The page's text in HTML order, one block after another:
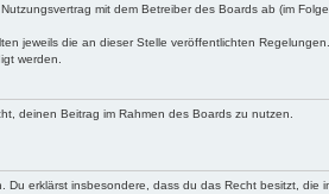
mit dem Betreiber des Boards ab (im
jeweils die an dieser Stelle veröffentlichten Regelungen.
werden.
deinen Beitrag im Rahmen des Boards zu nutzen.
erklärst insbesondere, dass du das Recht besitzt, die